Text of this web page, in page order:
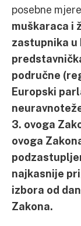
posebne mjere
muškaraca i
zastupnika u
područne
Europski
3. ovoga
ovoga
najkasnije
izbora od
Zakona.